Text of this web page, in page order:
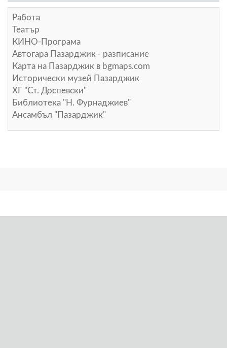
Работа
Театър
КИНО-Програма
Автогара Пазарджик - разписание
Карта на Пазарджик в bgmaps.com
Исторически музей Пазарджик
ХГ "Ст. Доспевски"
Библиотека "Н. Фурнаджиев"
Ансамбъл "Пазарджик"